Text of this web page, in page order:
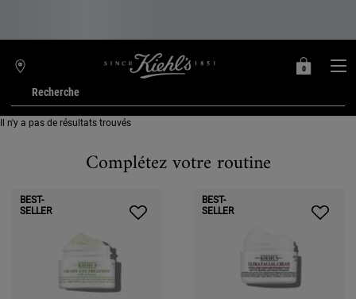
Recherche
TROUVER
BOUTIQUE
MON
0
0 PRODUIT
Main content
Il n'y a pas de résultats trouvés
Complétez votre routine
BEST-
SELLER
BEST-
SELLER